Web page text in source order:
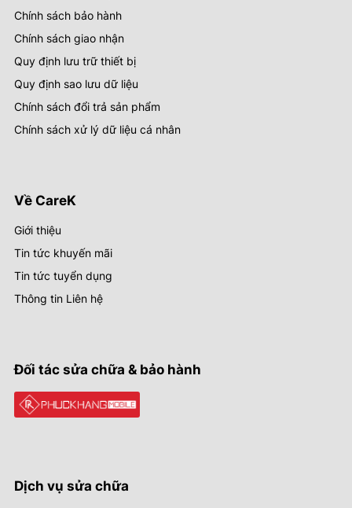
Chính sách bảo hành
Chính sách giao nhận
Quy định lưu trữ thiết bị
Quy định sao lưu dữ liệu
Chính sách đổi trả sản phẩm
Chính sách xử lý dữ liệu cá nhân
Về CareK
Giới thiệu
Tin tức khuyến mãi
Tin tức tuyển dụng
Thông tin Liên hệ
Đối tác sửa chữa & bảo hành
Dịch vụ sửa chữa